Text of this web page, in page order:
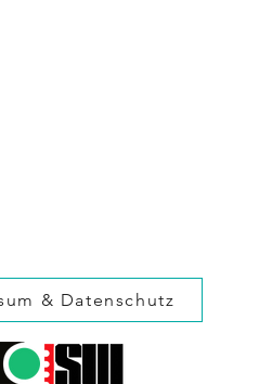
& Datenschutz